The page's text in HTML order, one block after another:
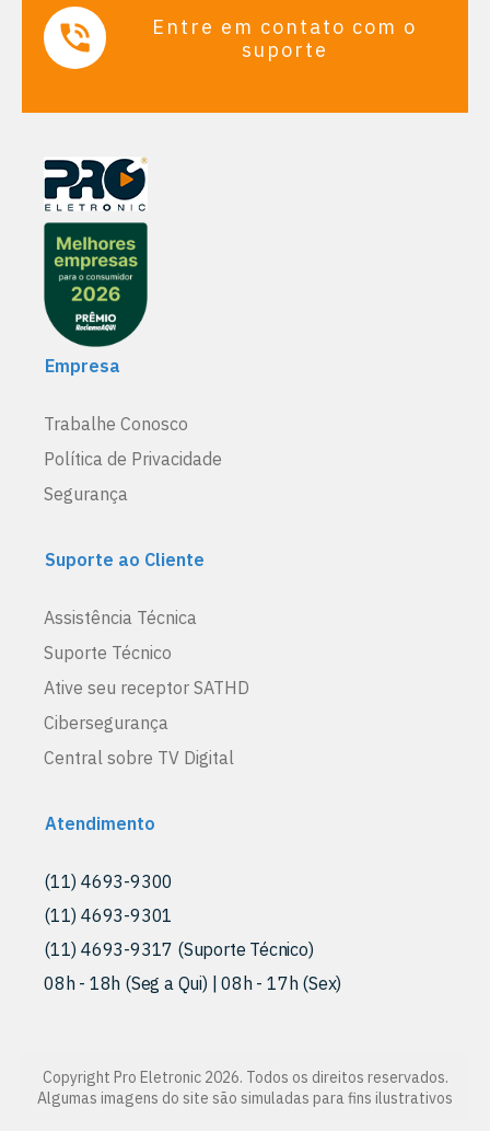
Entre em contato com o
suporte
Empresa
Trabalhe Conosco
Política de Privacidade
Segurança
Suporte ao Cliente
Assistência Técnica
Suporte Técnico
Ative seu receptor SATHD
Cibersegurança
Central sobre TV Digital
Atendimento
(11) 4693-9300
(11) 4693-9301
(11) 4693-9317 (Suporte Técnico)
08h - 18h (Seg a Qui) | 08h - 17h (Sex)
Copyright Pro Eletronic 2026. Todos os direitos reservados.
Algumas imagens do site são simuladas para fins ilustrativos